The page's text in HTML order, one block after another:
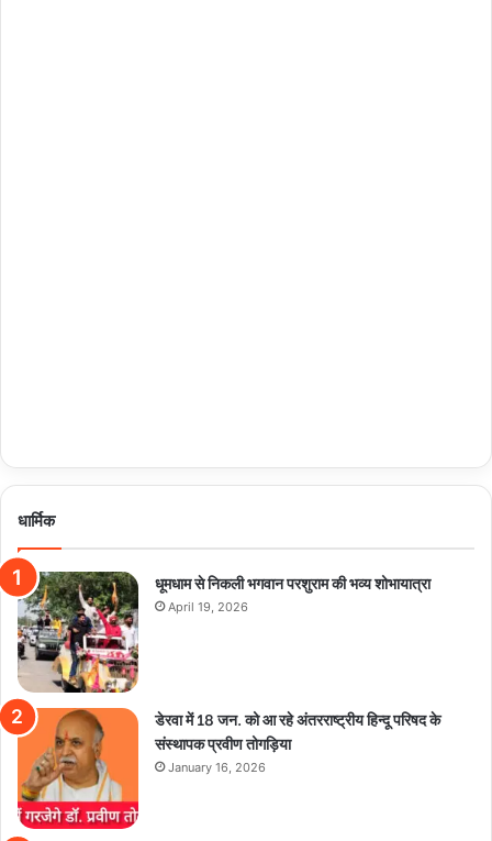
धार्मिक
धूमधाम से निकली भगवान परशुराम की भव्य शोभायात्रा
April 19, 2026
डेरवा में 18 जन. को आ रहे अंतरराष्ट्रीय हिन्दू परिषद के
संस्थापक प्रवीण तोगड़िया
January 16, 2026